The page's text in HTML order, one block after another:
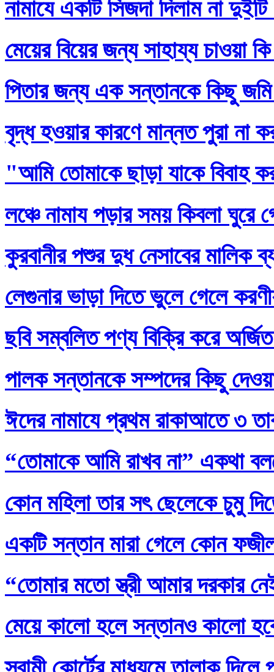
নামাযে একটি সিজদা দিলাম না
মেয়ের বিয়ের জন্য সাহায্য চাওয়া
পিতার জন্য এক সন্তানকে কিছু জমি
বৃদ্ধ হওয়ার কারণে মান্নত পুরা না
"আমি তোমাকে ছাড়া যাকে
লঞ্চে নামায পড়ার সময় কিবলা ঘুরে
কুরবানীর পশুর দুধ নেসাবের মালিক
লেগুনার ভাড়া দিতে ভুলে গেলে
ছবি সম্বলিত পণ্য বিক্রি করে
পালক সন্তানকে সম্পদের কিছু
ঈদের নামাযে প্রথম রাকাআতে ৩
“তোমাকে আমি রাখব না” একথা
কোন মহিলা তার সৎ ছেলেকে চুমু
একটি সন্তান মারা গেলে কোন
“তোমার মতো স্ত্রী আমার দরকার
মেয়ে কালো হলে সন্তানও কালো